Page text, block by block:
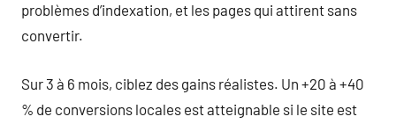
problèmes d’indexation, et les pages qui attirent sans
convertir.
Sur 3 à 6 mois, ciblez des gains réalistes. Un +20 à +40
% de conversions locales est atteignable si le site est